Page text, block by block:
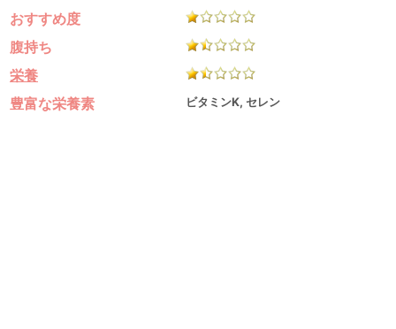
おすすめ度
腹持ち
栄養
豊富な栄養素
ビタミンK, セレン